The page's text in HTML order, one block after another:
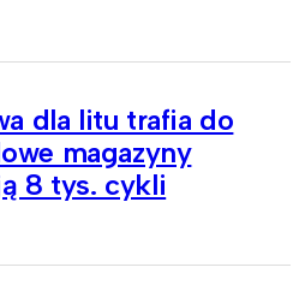
dla litu trafia do
magazyny
8 tys. cykli